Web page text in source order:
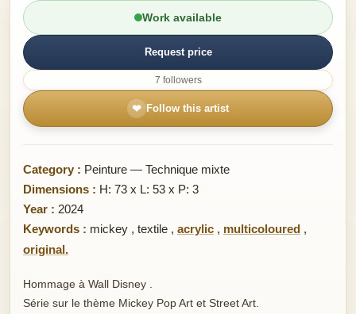
Work available
Request price
7 followers
❤ Follow this artist
Category : Peinture — Technique mixte
Dimensions : H: 73 x L: 53 x P: 3
Year : 2024
Keywords : mickey , textile , acrylic , multicoloured ,
original.
Hommage à Wall Disney .
Série sur le thème Mickey Pop Art et Street Art.